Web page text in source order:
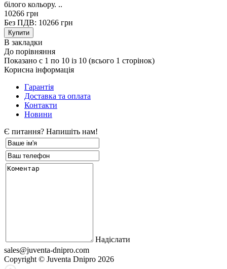
білого кольору. ..
10266 грн
Без ПДВ: 10266 грн
В закладки
До порівняння
Показано с 1 по 10 із 10 (всього 1 сторінок)
Корисна інформація
Гарантія
Доставка та оплата
Контакти
Новини
Є питання? Напишіть нам!
Надіслати
sales@juventa-dnipro.com
Copyright © Juventa Dnipro 2026